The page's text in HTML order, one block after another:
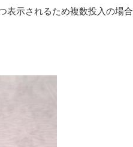
表示されるため複数投入の場合